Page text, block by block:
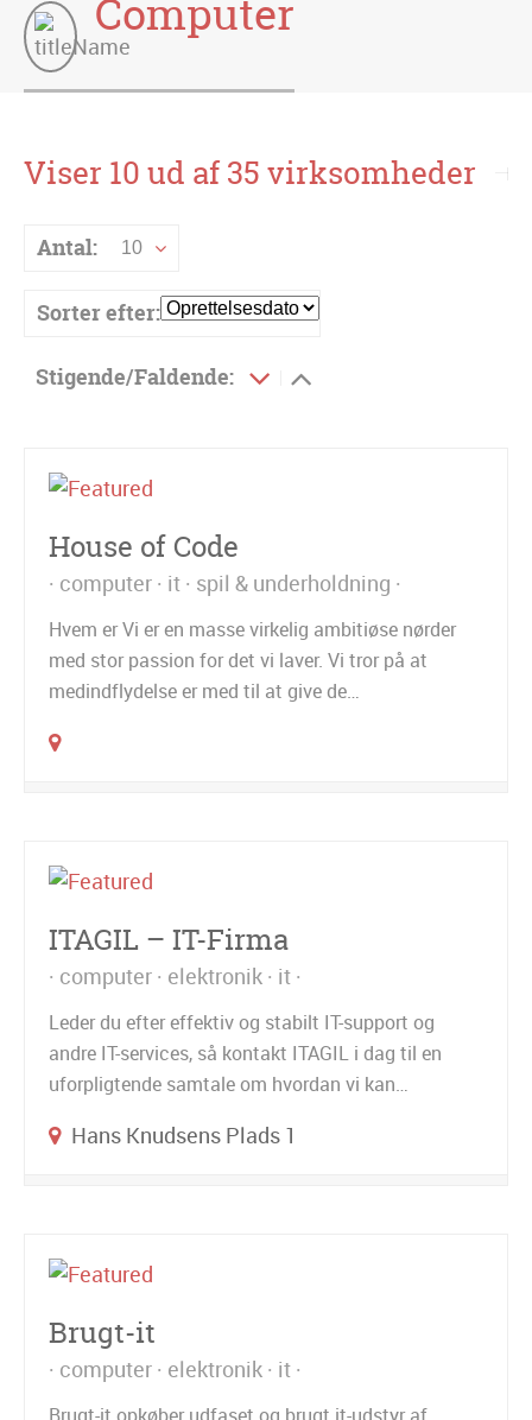
Computer
Viser 10 ud af 35 virksomheder
Antal: 10
Sorter efter:
Stigende/Faldende:
House of Code
computer it spil & underholdning
Hvem er Vi er en masse virkelig ambitiøse nørder
med stor passion for det vi laver. Vi tror på at
medindflydelse er med til at give de…
ITAGIL – IT-Firma
computer elektronik it
Leder du efter effektiv og stabilt IT-support og
andre IT-services, så kontakt ITAGIL i dag til en
uforpligtende samtale om hvordan vi kan…
Hans Knudsens Plads 1
Brugt-it
computer elektronik it